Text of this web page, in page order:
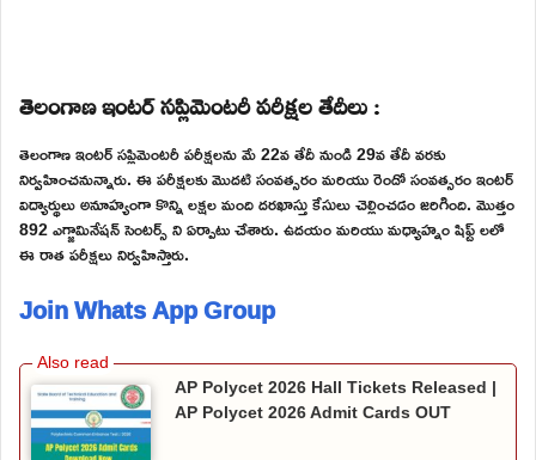
తెలంగాణ ఇంటర్ సప్లిమెంటరీ పరీక్షల తేదీలు :
తెలంగాణ ఇంటర్ సప్లిమెంటరీ పరీక్షలను మే 22వ తేదీ నుండి 29వ తేదీ వరకు
నిర్వహించనున్నారు. ఈ పరీక్షలకు మొదటి సంవత్సరం మరియు రెండో సంవత్సరం ఇంటర్
విద్యార్థులు అనూహ్యంగా కొన్ని లక్షల మంది దరఖాస్తు కేసులు చెల్లించడం జరిగింది. మొత్తం
892 ఎగ్జామినేషన్ సెంటర్స్ ని ఏర్పాటు చేశారు. ఉదయం మరియు మధ్యాహ్నం షిఫ్ట్ లలో
ఈ రాత పరీక్షలు నిర్వహిస్తారు.
Join Whats App Group
AP Polycet 2026 Hall Tickets Released |
AP Polycet 2026 Admit Cards OUT